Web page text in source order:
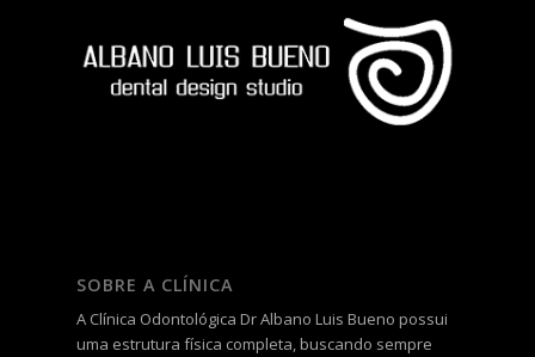
SOBRE A CLÍNICA
A Clínica Odontológica Dr Albano Luis Bueno possui
uma estrutura física completa, buscando sempre